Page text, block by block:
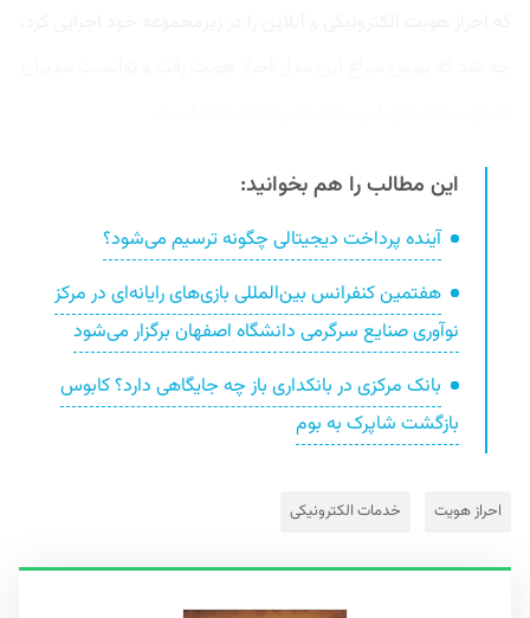
این مطالب را هم بخوانید:
آینده پرداخت دیجیتالی چگونه ترسیم می‌شود؟
هفتمین کنفرانس بین‌المللی بازی‌های رایانه‌ای در مرکز
نوآوری صنایع سرگرمی دانشگاه اصفهان برگزار می‌شود
بانک مرکزی در بانکداری باز چه جایگاهی دارد؟ کابوس
بازگشت شاپرک به بوم
احراز هویت خدمات الکترونیکی